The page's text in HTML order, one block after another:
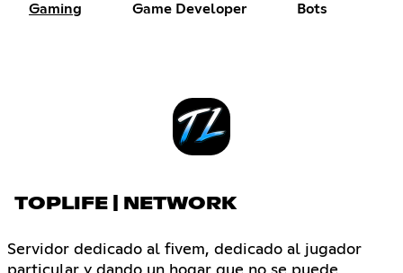
Gaming Game Developer Bots
TOPLIFE | NETWORK
Servidor dedicado al fivem, dedicado al jugador